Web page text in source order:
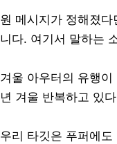
원 메시지가 정해졌
니다. 여기서 말하는
겨울 아우터의 유행
년 겨울 반복하고 있
우리 타깃은 푸퍼에